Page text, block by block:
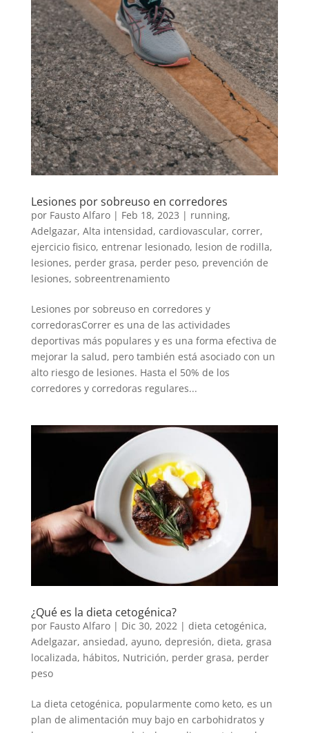
Lesiones por sobreuso en corredores
por Fausto Alfaro| Feb 18, 2023 | running,
Adelgazar, Alta intensidad, cardiovascular, correr,
ejercicio fisico, entrenar lesionado, lesion de rodilla,
lesiones, perder grasa, perder peso, prevención de
lesiones, sobreentrenamiento
Lesiones por sobreuso en corredores y
corredorasCorrer es una de las actividades
deportivas más populares y es una forma efectiva de
mejorar la salud, pero también está asociado con un
alto riesgo de lesiones. Hasta el 50% de los
corredores y corredoras regulares...
¿Qué es la dieta cetogénica?
por Fausto Alfaro| Dic 30, 2022| dieta cetogénica,
Adelgazar, ansiedad, ayuno, depresión, dieta, grasa
localizada, hábitos, Nutrición, perder grasa, perder
peso
La dieta cetogénica, popularmente como keto, es un
plan de alimentación muy bajo en carbohidratos y